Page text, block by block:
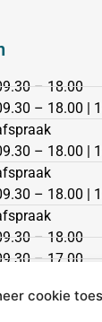
cookie
– 18.00
– 18.00 |
– 18.00 |
– 18.00 |
– 18.00
– 17.00